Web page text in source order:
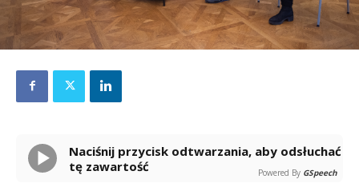
Naciśnij przycisk odtwarzania, aby odsłuchać
tę zawartość
Powered By GSpeech